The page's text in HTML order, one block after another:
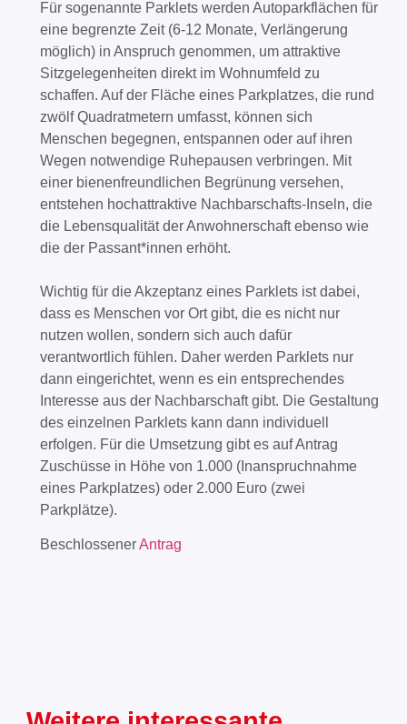
Für sogenannte Parklets werden Autoparkflächen für
eine begrenzte Zeit (6-12 Monate, Verlängerung
möglich) in Anspruch genommen, um attraktive
Sitzgelegenheiten direkt im Wohnumfeld zu
schaffen. Auf der Fläche eines Parkplatzes, die rund
zwölf Quadratmetern umfasst, können sich
Menschen begegnen, entspannen oder auf ihren
Wegen notwendige Ruhepausen verbringen. Mit
einer bienenfreundlichen Begrünung versehen,
entstehen hochattraktive Nachbarschafts-Inseln, die
die Lebensqualität der Anwohnerschaft ebenso wie
die der Passant*innen erhöht.
Wichtig für die Akzeptanz eines Parklets ist dabei,
dass es Menschen vor Ort gibt, die es nicht nur
nutzen wollen, sondern sich auch dafür
verantwortlich fühlen. Daher werden Parklets nur
dann eingerichtet, wenn es ein entsprechendes
Interesse aus der Nachbarschaft gibt. Die Gestaltung
des einzelnen Parklets kann dann individuell
erfolgen. Für die Umsetzung gibt es auf Antrag
Zuschüsse in Höhe von 1.000 (Inanspruchnahme
eines Parkplatzes) oder 2.000 Euro (zwei
Parkplätze).
BeschlossenerAntrag